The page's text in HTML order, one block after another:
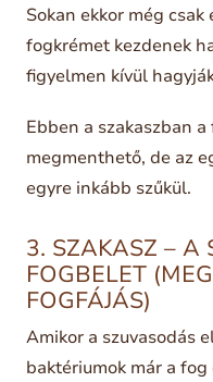
Sokan ekkor még
fogkrémet kezdenek
figyelmen kívül
Ebben a szakaszban
megmenthető, de az
egyre inkább szűkül.
3. SZAKASZ – A
FOGBELET
FOGFÁJÁS)
Amikor a szuvasodás
baktériumok már a